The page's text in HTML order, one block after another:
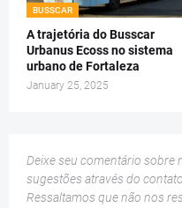
BUSSCAR
A trajetória do Busscar
Urbanus Ecoss no sistema
urbano de Fortaleza
January 25, 2025
Deixe seu comentário sobre
sugestões através do contato
Ressaltamos que não nos